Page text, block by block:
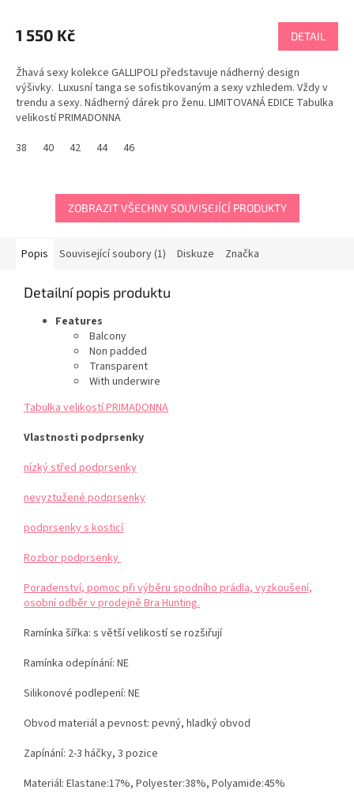
1 550 Kč DETAIL
Žhavá sexy kolekce GALLIPOLI představuje nádherný design
výšivky. Luxusní tanga se sofistikovaným a sexy vzhledem. Vždy v
trendu a sexy. Nádherný dárek pro ženu. LIMITOVANÁ EDICE Tabulka
velikostí PRIMADONNA
38
40 42 44 46
ZOBRAZIT VŠECHNY SOUVISEJÍCÍ PRODUKTY
Popis Související soubory (1) Diskuze Značka
Detailní popis produktu
Features
Balcony
Non padded
Transparent
With underwire
Tabulka velikostí PRIMADONNA
Vlastnosti podprsenky
nízký střed podprsenky
nevyztužené podprsenky
podprsenky s kosticí
Rozbor podprsenky
Poradenství, pomoc při výběru spodního prádla, vyzkoušení,
osobní odběr v prodejně Bra Hunting.
Ramínka šířka: s větší velikostí se rozšiřují
Ramínka odepínání: NE
Silikonové podlepení: NE
Obvod materiál a pevnost: pevný, hladký obvod
Zapínání: 2-3 háčky, 3 pozice
Materiál: Elastane:17%, Polyester:38%, Polyamide:45%